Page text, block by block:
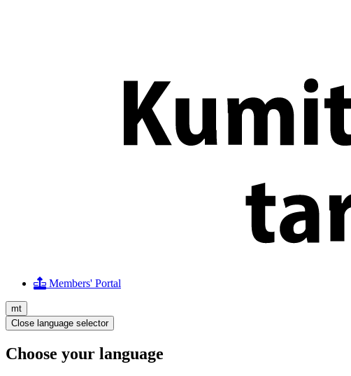
Members' Portal
mt
Close language selector
Choose your language